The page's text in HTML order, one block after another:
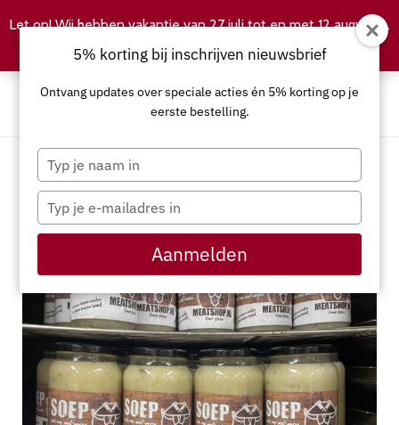
5% korting bij inschrijven nieuwsbrief
Ontvang updates over speciale acties én 5% korting op je
eerste bestelling.
Typ
je
naam
Typ
je
e-
in
Aanmelden
Let op! Wij hebben vakantie van 27 juli tot en met 12 augustus.
Negeren